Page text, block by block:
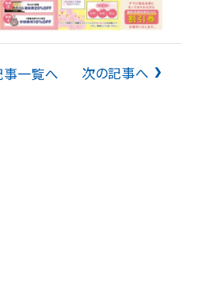
次の記事へ
事一覧へ